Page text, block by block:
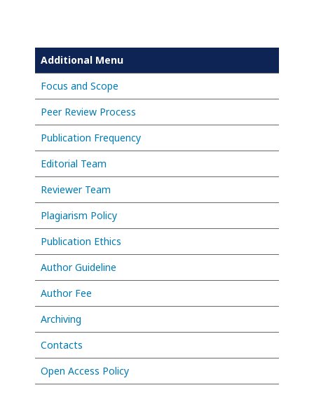
Additional Menu
Focus and Scope
Peer Review Process
Publication Frequency
Editorial Team
Reviewer Team
Plagiarism Policy
Publication Ethics
Author Guideline
Author Fee
Archiving
Contacts
Open Access Policy